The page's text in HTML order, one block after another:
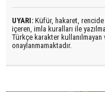
UYARI: Küfür, hakaret, rencide
içeren, imla kuralları ile
Türkçe karakter kullanılmayan
onaylanmamaktadır.